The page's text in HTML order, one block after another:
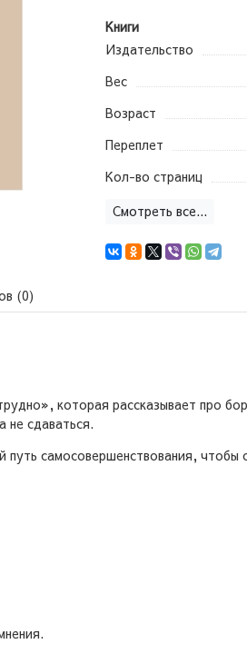
Книги
Издательство
Вес
Возраст
Переплет
Кол-во страниц
Смотреть все...
(0)
которая рассказывает про
не сдаваться.
самосовершенствования, чтобы